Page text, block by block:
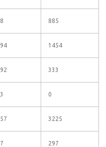
885
1454
333
0
3225
297